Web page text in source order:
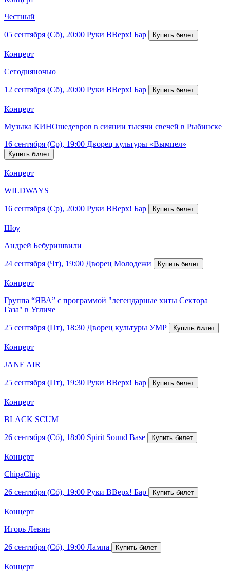
Честный
05 сентября (Сб), 20:00 Руки ВВерх! Бар
Концерт
Сегодняночью
12 сентября (Сб), 20:00 Руки ВВерх! Бар
Концерт
Музыка КИНОшедевров в сиянии тысячи свечей в Рыбинске
16 сентября (Ср), 19:00 Дворец культуры «Вымпел»
Концерт
WILDWAYS
16 сентября (Ср), 20:00 Руки ВВерх! Бар
Шоу
Андрей Бебуришвили
24 сентября (Чт), 19:00 Дворец Молодежи
Концерт
Группа “ЯВА” с программой "легендарные хиты Сектора
Газа" в Угличе
25 сентября (Пт), 18:30 Дворец культуры УМР
Концерт
JANE AIR
25 сентября (Пт), 19:30 Руки ВВерх! Бар
Концерт
BLACK SCUM
26 сентября (Сб), 18:00 Spirit Sound Base
Концерт
ChipaChip
26 сентября (Сб), 19:00 Руки ВВерх! Бар
Концерт
Игорь Левин
26 сентября (Сб), 19:00 Лампа
Концерт